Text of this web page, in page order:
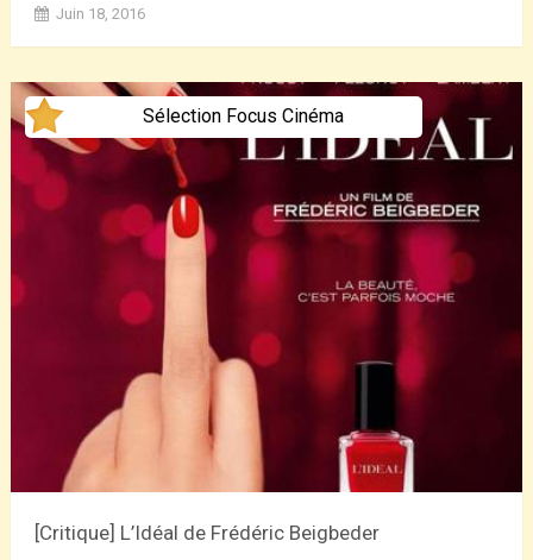
Juin 18, 2016
Sélection Focus Cinéma
[Critique] L’Idéal de Frédéric Beigbeder